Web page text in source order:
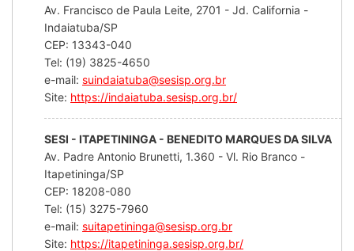
Av. Francisco de Paula Leite, 2701 - Jd. California -
Indaiatuba/SP
CEP: 13343-040
Tel: (19) 3825-4650
e-mail: suindaiatuba@sesisp.org.br
Site: https://indaiatuba.sesisp.org.br/
SESI - ITAPETININGA - BENEDITO MARQUES DA SILVA
Av. Padre Antonio Brunetti, 1.360 - Vl. Rio Branco -
Itapetininga/SP
CEP: 18208-080
Tel: (15) 3275-7960
e-mail: suitapetininga@sesisp.org.br
Site: https://itapetininga.sesisp.org.br/